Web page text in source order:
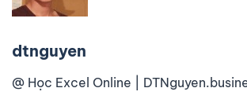
dtnguyen
@ Học Excel Online |